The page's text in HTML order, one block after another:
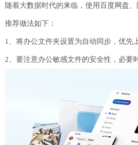
随着大数据时代的来临，使用百度网盘
推荐做法如下：
1、将办公文件夹设置为自动同步，优先
2、要注意办公敏感文件的安全性，必要